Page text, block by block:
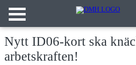
Nytt ID06-kort ska
arbetskraften!